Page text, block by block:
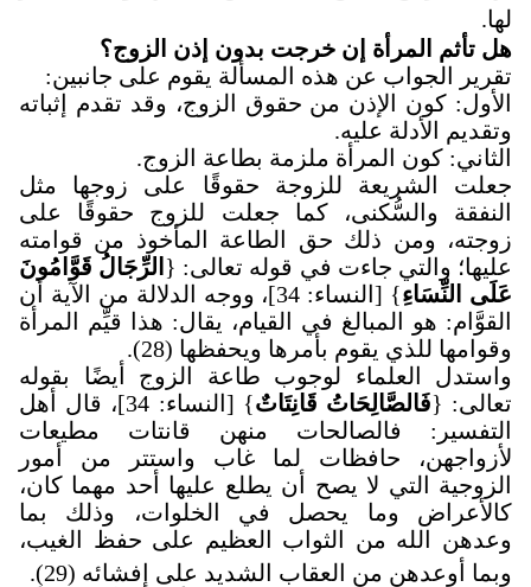
لها.
هل تأثم المرأة إن خرجت بدون إذن الزوج؟
تقرير الجواب عن هذه المسألة يقوم على جانبين:
الأول: كون الإذن من حقوق الزوج، وقد تقدم إثباته
وتقديم الأدلة عليه.
الثاني: كون المرأة ملزمة بطاعة الزوج.
جعلت الشريعة للزوجة حقوقًا على زوجها مثل
النفقة والسُّكنى، كما جعلت للزوج حقوقًا على
زوجته، ومن ذلك حق الطاعة المأخوذ من قوامته
عليها؛ والتي جاءت في قوله تعالى: { الرِّجَالُ قَوَّامُونَ
عَلَى النِّسَاءِ
} [النساء: 34]، ووجه الدلالة من الآية أن
القوَّام: هو المبالغ في القيام، يقال: هذا قيِّم المرأة
وقوامها للذي يقوم بأمرها ويحفظها (28).
واستدل العلماء لوجوب طاعة الزوج أيضًا بقوله
تعالى: {فَالصَّالِحَاتُ قَانِتَاتٌ
} [النساء: 34]، قال أهل
التفسير: فالصالحات منهن قانتات مطيعات
لأزواجهن، حافظات لما غاب واستتر من أمور
الزوجية التي لا يصح أن يطلع عليها أحد مهما كان،
كالأعراض وما يحصل في الخلوات، وذلك بما
وعدهن الله من الثواب العظيم على حفظ الغيب،
وبما أوعدهن من العقاب الشديد على إفشائه (29).